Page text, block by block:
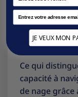
d’eau
sophistiqués,
éliminer les
présents
Ce qui
capacité à
de nage grâce
Email
JE VEUX MON